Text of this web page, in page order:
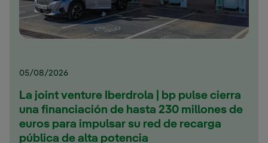
05/08/2026
La joint venture Iberdrola | bp pulse cierra
una financiación de hasta 230 millones de
euros para impulsar su red de recarga
pública de alta potencia